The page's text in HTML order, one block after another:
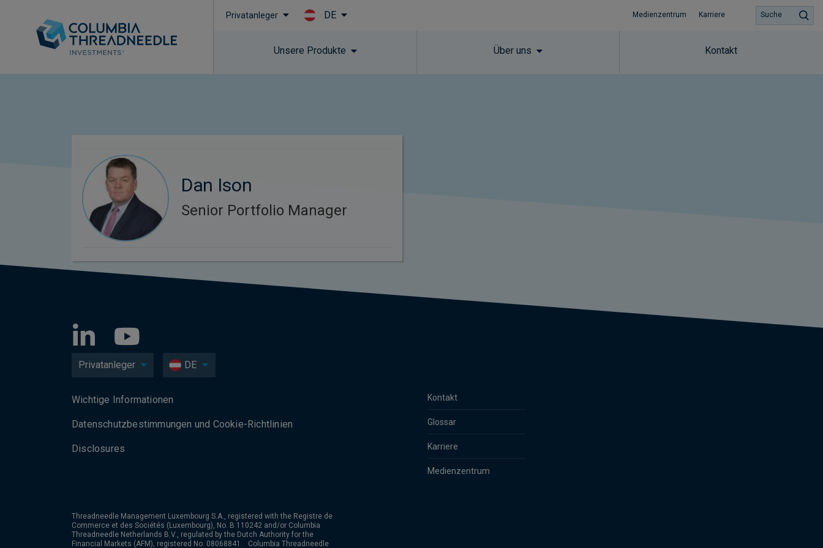
Privatanleger DE Medienzentrum Karriere
Unsere Produkte Über uns Kontakt
Suche
Dan Ison
Senior Portfolio Manager
Privatanleger DE
Kontakt
Glossar
Karriere
Medienzentrum
Wichtige Informationen
Datenschutzbesti­mmungen und Cookie-Richtlinien
Disclosures
Threadneedle Management Luxembourg S.A., registered with the Registre de
Commerce et des Sociétés (Luxembourg), No. B 110242 and/or Columbia
Threadneedle Netherlands B.V., regulated by the Dutch Authority for the
Financial Markets (AFM), registered No. 08068841. Columbia Threadneedle